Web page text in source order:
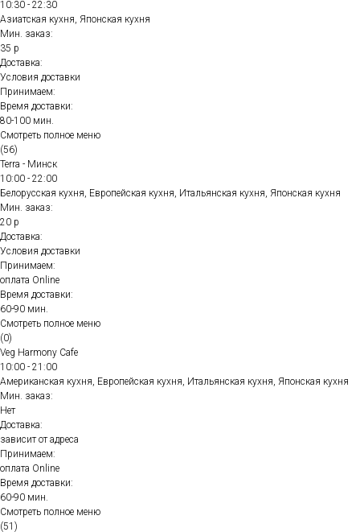
10:30 - 22:30
Азиатская кухня, Японская кухня
Мин. заказ:
35 р
Доставка:
Условия доставки
Принимаем:
Время доставки:
80-100 мин.
Смотреть полное меню
(56)
Terra - Минск
10:00 - 22:00
Белорусская кухня, Европейская кухня, Итальянская кухня, Японская кухня
Мин. заказ:
20 р
Доставка:
Условия доставки
Принимаем:
оплата Online
Время доставки:
60-90 мин.
Смотреть полное меню
(0)
Veg Harmony Cafe
10:00 - 21:00
Американская кухня, Европейская кухня, Итальянская кухня, Японская кухня
Мин. заказ:
Нет
Доставка:
зависит от адреса
Принимаем:
оплата Online
Время доставки:
60-90 мин.
Смотреть полное меню
(51)